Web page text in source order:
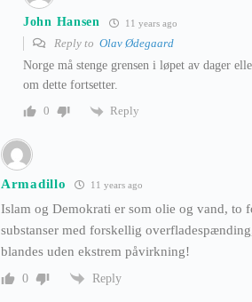
John Hansen 11 years ago
Reply to Olav Ødegaard
Norge må stenge grensen i løpet av dager
om dette fortsetter.
0
Reply
Armadillo 11 years ago
Islam og Demokrati er som olie og vand, to
substanser med forskellig
blandes uden ekstrem påvirkning!
0 Reply